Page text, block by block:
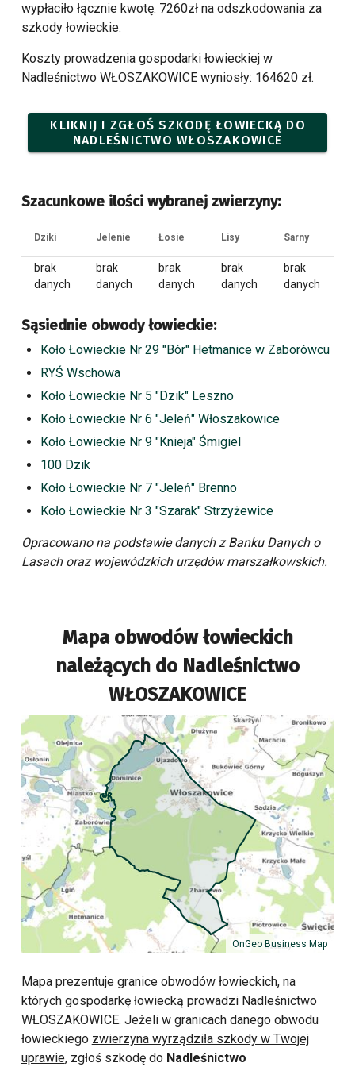
Mapa obwodów łowieckich
należących do Nadleśnictwo
WŁOSZAKOWICE
OnGeo Business Map
Mapa prezentuje granice obwodów łowieckich, na
których gospodarkę łowiecką prowadzi Nadleśnictwo
WŁOSZAKOWICE. Jeżeli w granicach danego obwodu
łowieckiego zwierzyna wyrządziła szkody w Twojej
uprawie, zgłoś szkodę do Nadleśnictwo
wypłaciło łącznie kwotę: 7260zł na odszkodowania za
szkody łowieckie.
Koszty prowadzenia gospodarki łowieckiej w
Nadleśnictwo WŁOSZAKOWICE wyniosły: 164620 zł.
KLIKNIJ I ZGŁOŚ SZKODĘ ŁOWIECKĄ DO
NADLEŚNICTWO WŁOSZAKOWICE
Szacunkowe ilości wybranej zwierzyny:
Dziki Jelenie Łosie Lisy Sarny
brak
danych
brak
danych
brak
danych
brak
danych
brak
danych
Sąsiednie obwody łowieckie:
Koło Łowieckie Nr 29 "Bór" Hetmanice w Zaborówcu
RYŚ Wschowa
Koło Łowieckie Nr 5 "Dzik" Leszno
Koło Łowieckie Nr 6 "Jeleń" Włoszakowice
Koło Łowieckie Nr 9 "Knieja" Śmigiel
100 Dzik
Koło Łowieckie Nr 7 "Jeleń" Brenno
Koło Łowieckie Nr 3 "Szarak" Strzyżewice
Opracowano na podstawie danych z Banku Danych o
Lasach oraz wojewódzkich urzędów marszałkowskich.